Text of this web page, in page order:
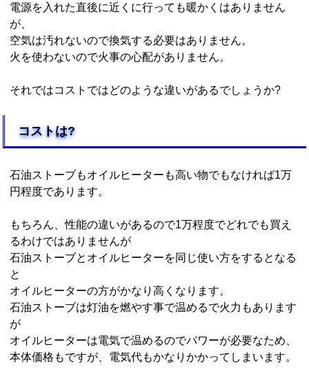
電源を入れた直後に近くに行っても暖かくはありません
が、
空気は汚れないので換気する必要はありません。
火を使わないので火事の心配がありません。
それではコストではどのような違いがあるでしょうか?
コストは?
石油ストーブもオイルヒーターも高い物でもなければ1万
円程度であります。
もちろん、性能の違いがあるので1万程度でどれでも買え
るわけではありませんが
石油ストーブとオイルヒーターを同じ使い方をするとなる
と
オイルヒーターの方がかなり高くなります。
石油ストーブは灯油を燃やす事で温めるで火力もあります
が
オイルヒーターは電気で温めるのでパワーが必要なため、
本体価格もですが、電気代もかなりかかってしまいます。